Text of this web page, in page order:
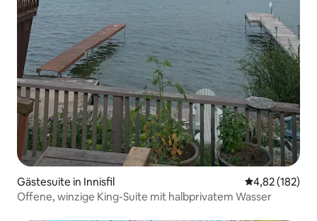
Gästesuite in Innisfil
4,82 (182)
Offene, winzige King-Suite mit halbprivatem Wasser